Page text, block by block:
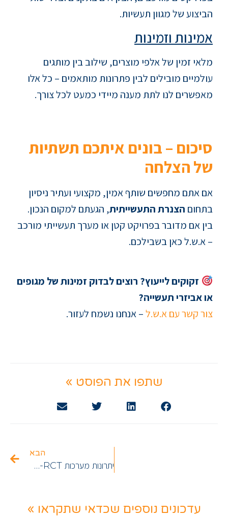
הביצוע של מגוון תעשיות.
אמינות וזמינות
מלאי זמין של אלפי מוצרים, שילוב בין מותגים
עולמיים מובילים לבין פתרונות מותאמים – כל אלו
מאפשרים לנו לתת מענה מיידי כמעט לכל צורך.
סיכום – בונים איתכם תשתיות
של הצלחה
אם אתם מחפשים שותף אמין, מקצועי ועתיר ניסיון
בתחום הצנרת התעשייתית, הגעתם למקום הנכון.
בין אם מדובר בפרויקט קטן או מערך תעשייתי מורכב
– א.ש.ל כאן בשבילכם.
זקוקים לייעוץ? רוצים לבדוק זמינות של מגופים
או אביזרי תעשייה?
צור קשר עם א.ש.ל– אנחנו נשמח לעזור.
שתפו את הפוסט »
הבא
יתרונות מערכות PP-RCT בצנרת: הדור הבא של פתרונות הצנרת המודרנית
עדכונים נוספים שכדאי שתקראו »